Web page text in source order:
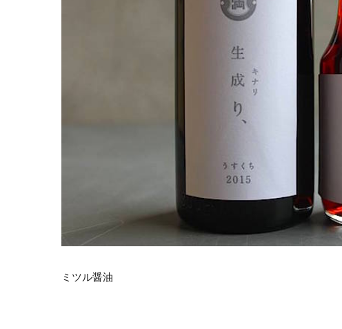
ミツル醤油